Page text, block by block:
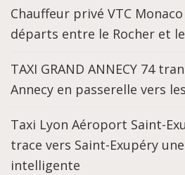
Chauffeur privé VTC
départs entre le Rocher et
TAXI GRAND ANNECY 74
Annecy en passerelle vers
Taxi Lyon Aéroport Saint-
trace vers Saint-Exupéry
intelligente